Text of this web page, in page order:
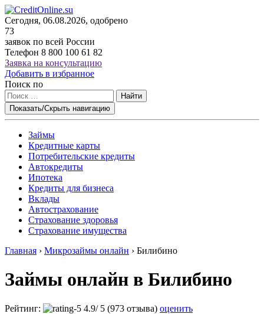
Сегодня, 06.08.2026, одобрено
73
заявок по всей России
Телефон 8 800 100 61 82
Заявка на консультацию
Добавить в избранное
Поиск по
Найти
Показать/Скрыть навигацию
Займы
Кредитные карты
Потребительские кредиты
Автокредиты
Ипотека
Кредиты для бизнеса
Вклады
Автострахование
Страхование здоровья
Страхование имущества
Главная › Микрозаймы онлайн › Билибино
Займы онлайн в Билибино
Рейтинг: 4.9/ 5 (973 отзыва) оценить